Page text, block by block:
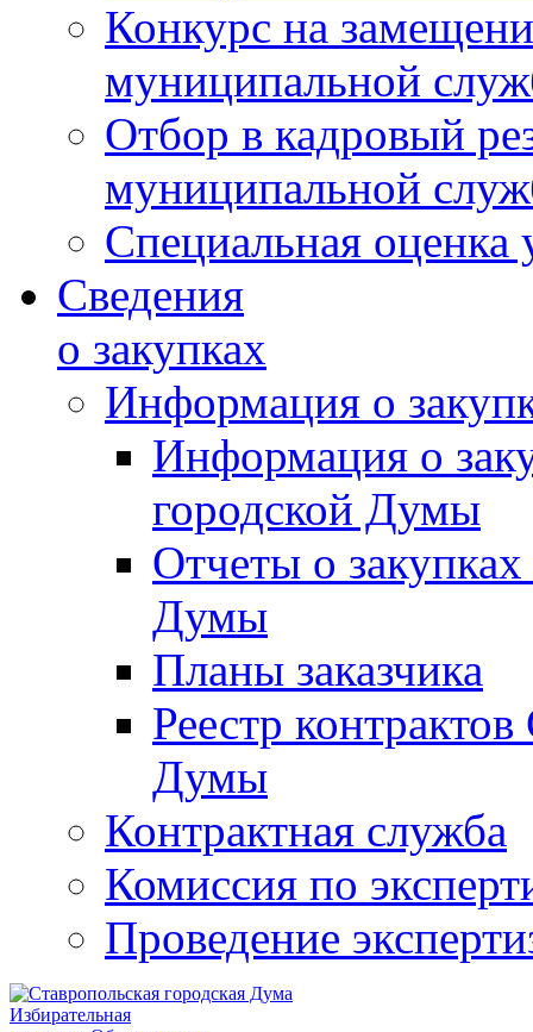
Конкурс на
муниципальной
Отбор в кадровый
муниципальной
Специальная оценка
Сведения
о закупках
Информация о
Информация о
городской Думы
Отчеты о
Думы
Планы заказчика
Реестр
Думы
Контрактная служба
Комиссия по
Проведение
Избирательная